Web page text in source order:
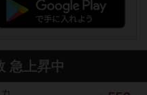
急上昇中